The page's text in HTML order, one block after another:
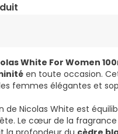
White For Women
en toute occasion.
femmes élégantes et
de Nicolas White est
Le cœur de la